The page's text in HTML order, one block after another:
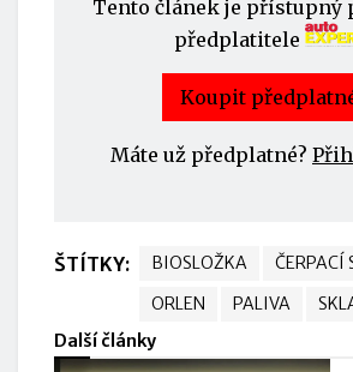
Tento článek je přístupný
předplatitele
Koupit
Máte už předplatné?
ŠTÍTKY: BIOSLOŽKA
ČERPACÍ
ORLEN
PALIVA
Další články